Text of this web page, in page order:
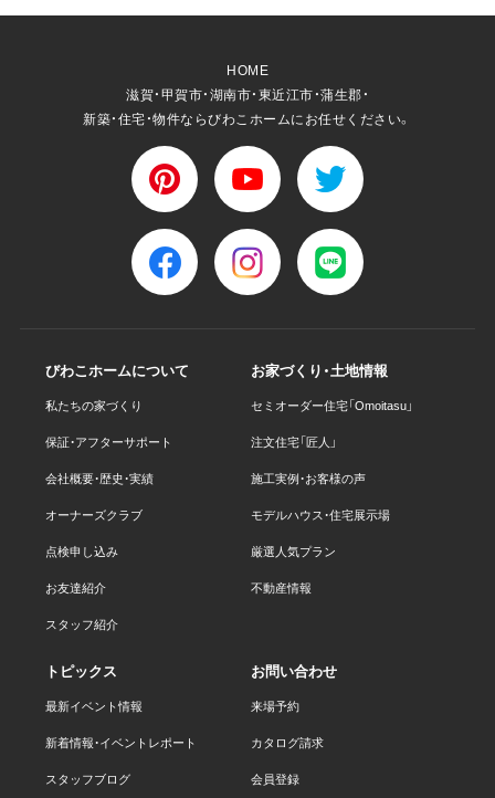
HOME
滋賀・甲賀市・湖南市・東近江市・蒲生郡・
新築・住宅・物件ならびわこホームにお任せください。
びわこホームについて
私たちの家づくり
保証・アフターサポート
会社概要・歴史・実績
オーナーズクラブ
点検申し込み
お友達紹介
スタッフ紹介
お家づくり・土地情報
セミオーダー住宅「Omoitasu」
注文住宅「匠人」
施工実例・お客様の声
モデルハウス・住宅展示場
厳選人気プラン
不動産情報
トピックス
最新イベント情報
新着情報・イベントレポート
スタッフブログ
お問い合わせ
来場予約
カタログ請求
会員登録